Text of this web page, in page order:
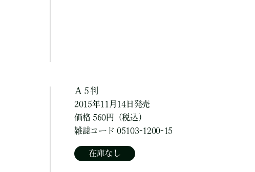
Ａ５判
2015年11月14日発売
価格 560円（税込）
雑誌コード 05103-1200-15
在庫なし